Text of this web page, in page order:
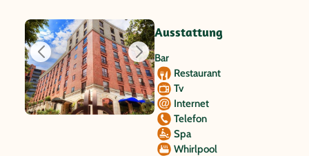
Ausstattung
Bar
Restaurant
Tv
Internet
Telefon
Spa
Whirlpool